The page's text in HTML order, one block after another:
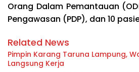
Orang Dalam Pemantauan
Pengawasan (PDP), dan 10
Related News
Pimpin Karang Taruna Lampung,
Langsung Kerja